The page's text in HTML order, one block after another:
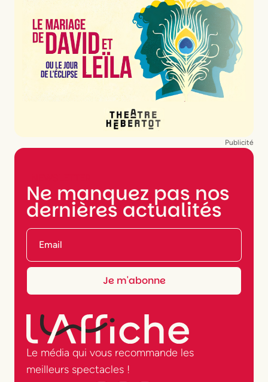
Publicité
Ne manquez pas nos
dernières actualités
Le média qui vous recommande les
meilleurs spectacles !